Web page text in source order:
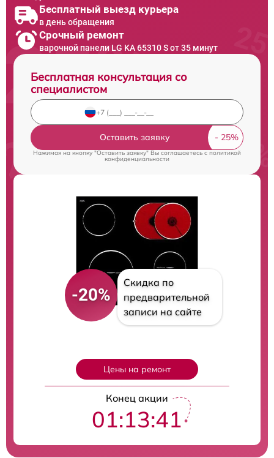
Бесплатный выезд курьера
в день обращения
Срочный ремонт
варочной панели LG KA 65310 S от 35 минут
Бесплатная консультация со
специалистом
Оставить заявку
Нажимая на кнопку "Оставить заявку" Вы соглашаетесь cполитикой
конфиденциальности
-20%
Скидка по
предварительной
записи на сайте
Цены на ремонт
Конец акции
01:13:40